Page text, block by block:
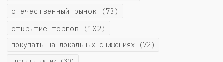
отечественный рынок (73)
открытие торгов (102)
покупать на локальных снижениях (72)
продать акции (30)